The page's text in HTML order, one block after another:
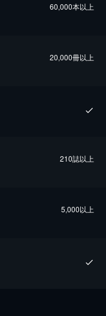
60,000本以上
20,000冊以上
210誌以上
5,000以上